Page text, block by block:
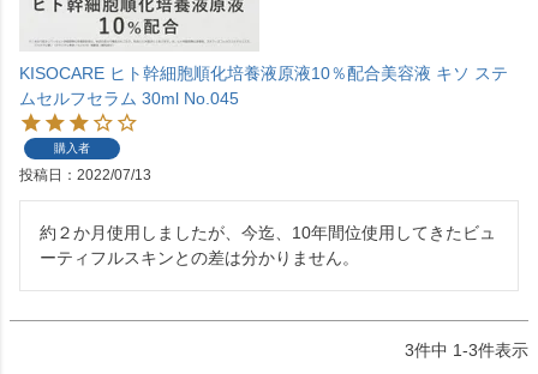
KISOCARE ヒト幹細胞順化培養液原液10％配合美容液 キソ ステ
ムセルフセラム 30ml No.045
購入者
投稿日 2022/07/13
約２か月使用しましたが、今迄、10年間位使用してきたビュ
ーティフルスキンとの差は分かりません。
3件中 1-3件表示